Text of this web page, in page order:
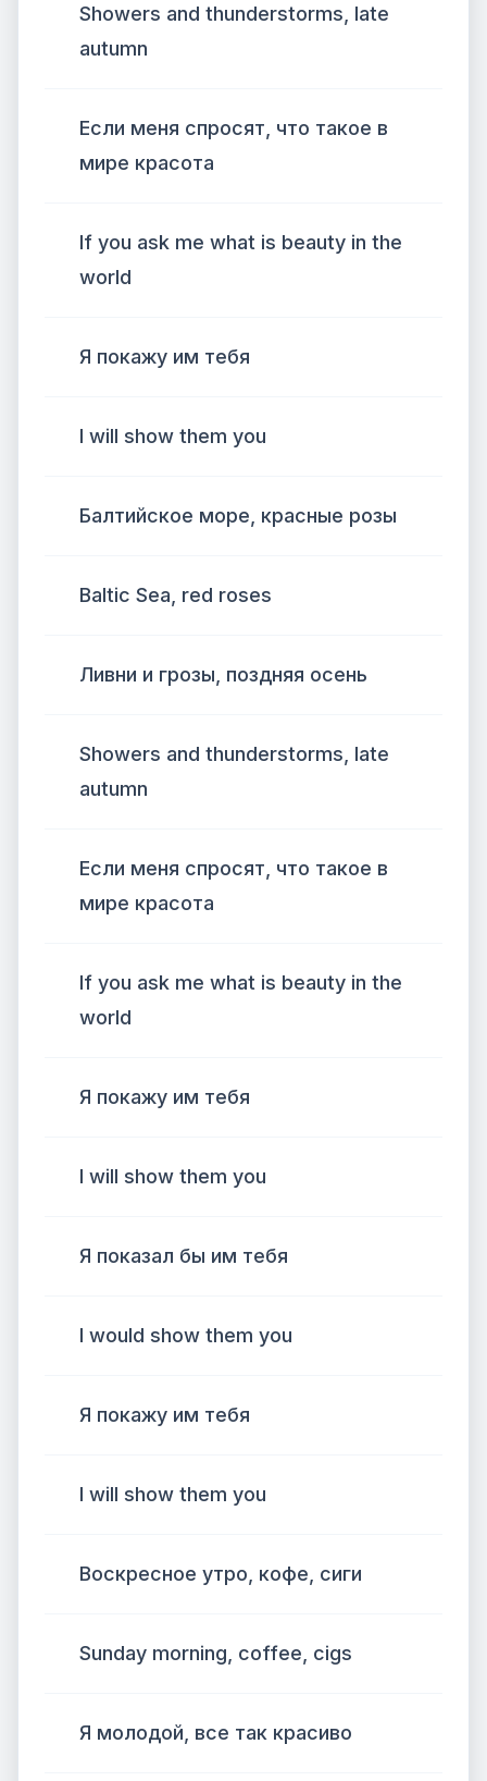
Showers and thunderstorms, late
autumn
Если меня спросят, что такое в
мире красота
If you ask me what is beauty in the
world
Я покажу им тебя
I will show them you
Балтийское море, красные розы
Baltic Sea, red roses
Ливни и грозы, поздняя осень
Showers and thunderstorms, late
autumn
Если меня спросят, что такое в
мире красота
If you ask me what is beauty in the
world
Я покажу им тебя
I will show them you
Я показал бы им тебя
I would show them you
Я покажу им тебя
I will show them you
Воскресное утро, кофе, сиги
Sunday morning, coffee, cigs
Я молодой, все так красиво